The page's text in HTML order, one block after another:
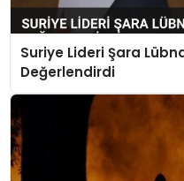
Suriye Lideri Şara
Değerlendirdi